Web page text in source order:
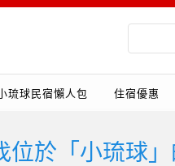
琉球民宿懶人包 住宿優惠
位於「小琉球